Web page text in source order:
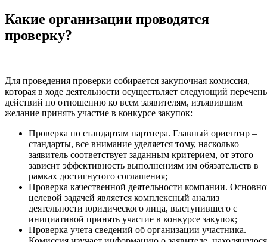
Какие организации проводятся
проверку?
Для проведения проверки собирается закупочная комиссия,
которая в ходе деятельности осуществляет следующий перечень
действий по отношению ко всем заявителям, изъявившим
желание принять участие в конкурсе закупок:
Проверка по стандартам партнера. Главный ориентир –
стандарты, все внимание уделяется тому, насколько
заявитель соответствует заданным критерием, от этого
зависит эффективность выполнениям им обязательств в
рамках достигнутого соглашения;
Проверка качественной деятельности компании.
целевой задачей является комплексный анализ
деятельности юридического лица, выступившего с
инициативой принять участие в конкурсе закупок;
Проверка учета сведений об организации участника.